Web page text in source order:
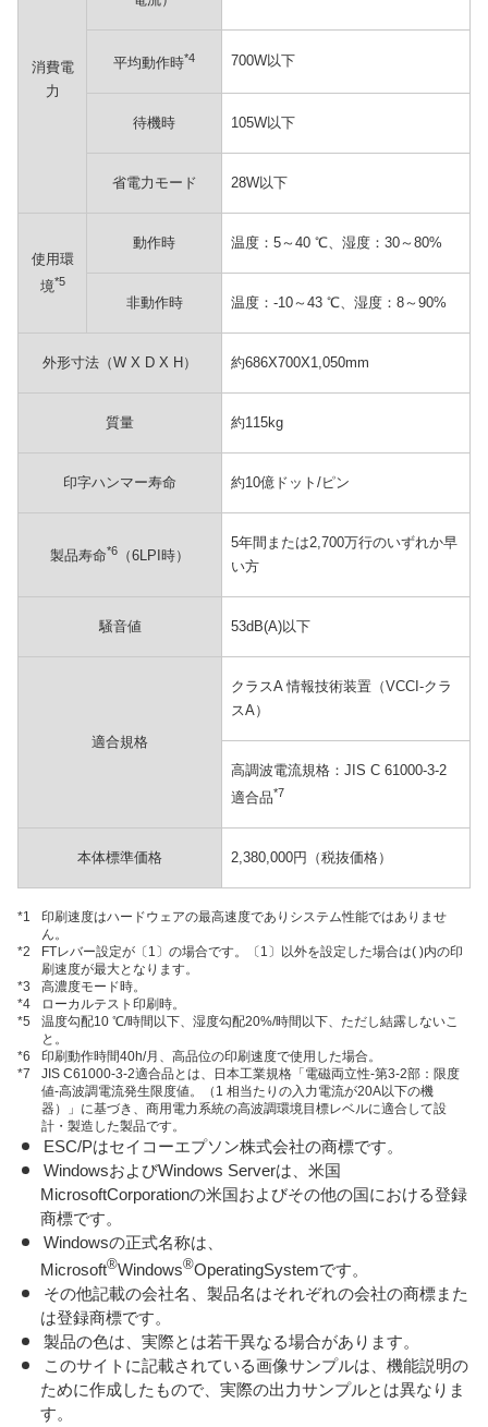
消費電
力
平均動作時*4 700W以下
待機時 105W以下
省電力モード 28W以下
使用環
境*5
動作時 温度：5～40 ℃、湿度：30～80%
非動作時 温度：-10～43 ℃、湿度：8～90%
外形寸法（W X D X H） 約686X700X1,050mm
質量 約115kg
印字ハンマー寿命 約10億ドット/ピン
製品寿命*6 （6LPI時）
5年間または2,700万行のいずれか早
い方
騒音値 53dB(A)以下
適合規格
クラスA 情報技術装置（VCCI-クラ
スA）
高調波電流規格：JIS C 61000-3-2
適合品*7
本体標準価格 2,380,000円（税抜価格）
*1
印刷速度はハードウェアの最高速度でありシステム性能ではありませ
ん。
*2
FTレバー設定が〔1〕の場合です。〔1〕以外を設定した場合は( )内の印
刷速度が最大となります。
*3
高濃度モード時。
*4
ローカルテスト印刷時。
*5
温度勾配10 ℃/時間以下、湿度勾配20%/時間以下、ただし結露しないこ
と。
*6
印刷動作時間40h/月、高品位の印刷速度で使用した場合。
*7
JIS C61000-3-2適合品とは、日本工業規格「電磁両立性-第3-2部：限度
値-高波調電流発生限度値。（1 相当たりの入力電流が20A以下の機
器）」に基づき、商用電力系統の高波調環境目標レベルに適合して設
計・製造した製品です。
ESC/Pはセイコーエプソン株式会社の商標です。
WindowsおよびWindows Serverは、米国
MicrosoftCorporationの米国およびその他の国における登録
商標です。
Windowsの正式名称は、
Microsoft®Windows®OperatingSystemです。
その他記載の会社名、製品名はそれぞれの会社の商標また
は登録商標です。
製品の色は、実際とは若干異なる場合があります。
このサイトに記載されている画像サンプルは、機能説明の
ために作成したもので、実際の出力サンプルとは異なりま
す。